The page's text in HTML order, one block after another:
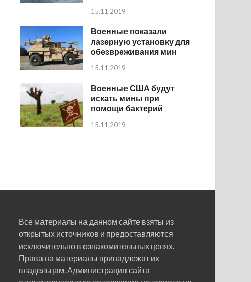
15.11.2019
Военные показали
лазерную установку для
обезвреживания мин
15.11.2019
Военные США будут
искать мины при
помощи бактерий
15.11.2019
Все материалы на данном сайте взяты из
открытых источников и предоставляются
исключительно в ознакомительных целях.
Права на материалы принадлежат их
владельцам. Администрация сайта